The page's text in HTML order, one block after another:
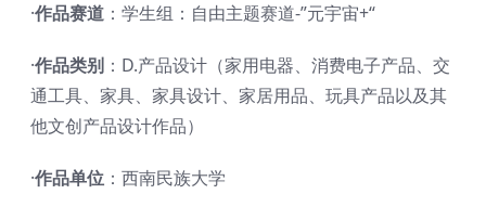
·作品赛道 ：学生组：自由主题赛道-”元宇宙+“
·作品类别 ：D.产品设计（家用电器、消费电子产品、交
通工具、家具、家具设计、家居用品、玩具产品以及其
他文创产品设计作品）
·作品单位 ：西南民族大学